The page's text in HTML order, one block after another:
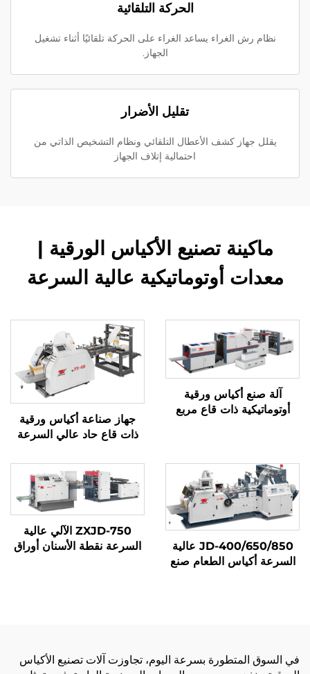
الحركة التلقائية
نظام رش الغراء يساعد الغراء على الحركة تلقائيًا أثناء تشغيل
الجهاز.
تقليل الأضرار
يقلل جهاز كشف الأعطال التلقائي ونظام التشخيص الذاتي من
احتمالية إتلاف الجهاز
ماكينة تصنيع الأكياس الورقية |
معدات أوتوماتيكية عالية السرعة
آلة صنع أكياس ورقية
أوتوماتيكية ذات قاع مربع
جهاز صناعة أكياس ورقية
ذات قاع حاد عالي السرعة
JYD-400/650/850
JD-400/650/850 عالية
السرعة أكياس الطعام صنع
ZXJD-750 الآلي عالية
السرعة نقطة الأسنان أوراق
في السوق المتطورة بسرعة اليوم، تجاوزت آلات تصنيع الأكياس